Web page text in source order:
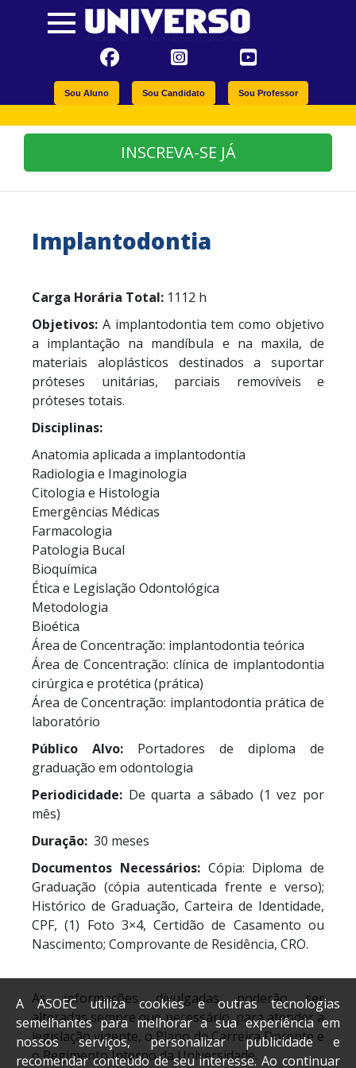
Sou Aluno Sou Candidato Sou Professor
INSCREVA-SE JÁ
Implantodontia
Carga Horária Total: 1112 h
Objetivos: A implantodontia tem como objetivo
a implantação na mandíbula e na maxila, de
materiais aloplásticos destinados a suportar
próteses unitárias, parciais removíveis e
próteses totais.
Disciplinas:
Anatomia aplicada a implantodontia
Radiologia e Imaginologia
Citologia e Histologia
Emergências Médicas
Farmacologia
Patologia Bucal
Bioquímica
Ética e Legislação Odontológica
Metodologia
Bioética
Área de Concentração: implantodontia teórica
Área de Concentração: clínica de implantodontia
cirúrgica e protética (prática)
Área de Concentração: implantodontia prática de
laboratório
Público Alvo: Portadores de diploma de
graduação em odontologia
Periodicidade: De quarta a sábado (1 vez por
mês)
Duração: 30 meses
Documentos Necessários:Cópia: Diploma de
Graduação (cópia autenticada frente e verso);
Histórico de Graduação, Carteira de Identidade,
CPF, (1) Foto 3×4, Certidão de Casamento ou
Nascimento; Comprovante de Residência, CRO.
As informações divulgadas poderão ser
alteradas sempre que necessário, para atender a
legislação vigente, o Plano de Carreira Docente e
o Regimento Interno da Universidade.
A ASOEC utiliza cookies e outras tecnologias
semelhantes para melhorar a sua experiência em
nossos serviços, personalizar publicidade e
recomendar conteúdo de seu interesse. Ao continuar